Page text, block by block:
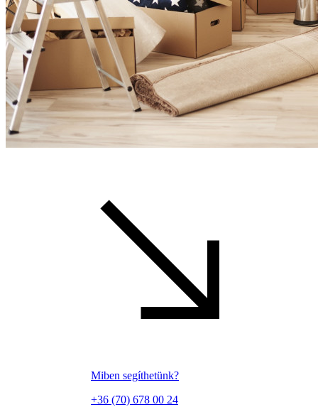
Miben segíthetünk?
+36 (70) 678 00 24